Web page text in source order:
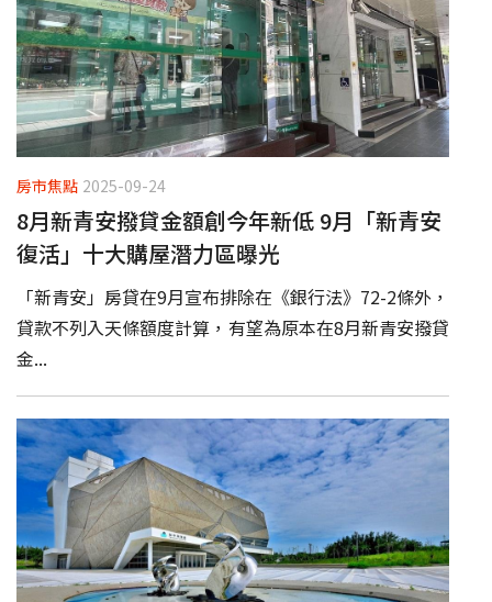
房市焦點 2025-09-24
8月新青安撥貸金額創今年新低 9月「新青安
復活」十大購屋潛力區曝光
「新青安」房貸在9月宣布排除在《銀行法》72-2條外，
貸款不列入天條額度計算，有望為原本在8月新青安撥貸
金...